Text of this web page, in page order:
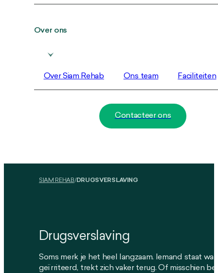
Over ons
Over Siam Rehab Ons team Faciliteiten
Contacteer ons
SIAM REHAB/DRUGSVERSLAVING
Drugsverslaving
Soms merk je het heel langzaam. Iemand staat
geïrriteerd, trekt zich vaker terug. Of misschien